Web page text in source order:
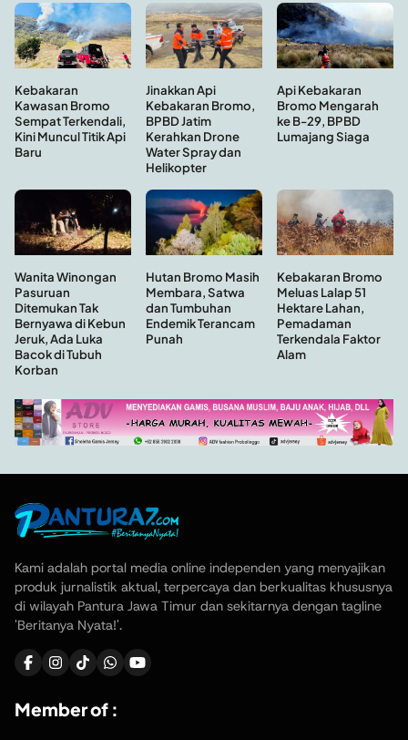
Kebakaran
Kawasan Bromo
Sempat Terkendali,
Kini Muncul Titik Api
Baru
Jinakkan Api
Kebakaran Bromo,
BPBD Jatim
Kerahkan Drone
Water Spray dan
Helikopter
Api Kebakaran
Bromo Mengarah
ke B-29, BPBD
Lumajang Siaga
Wanita Winongan
Pasuruan
Ditemukan Tak
Bernyawa di Kebun
Jeruk, Ada Luka
Bacok di Tubuh
Korban
Hutan Bromo Masih
Membara, Satwa
dan Tumbuhan
Endemik Terancam
Punah
Kebakaran Bromo
Meluas Lalap 51
Hektare Lahan,
Pemadaman
Terkendala Faktor
Alam
Kami adalah portal media online independen yang menyajikan
produk jurnalistik aktual, terpercaya dan berkualitas khususnya
di wilayah Pantura Jawa Timur dan sekitarnya dengan tagline
'Beritanya Nyata!'.
Member of :